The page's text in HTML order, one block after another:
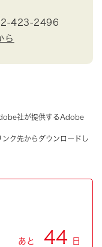
423-2496
ら
社が提供するAdobe
ク先からダウンロードし
あと 44 日